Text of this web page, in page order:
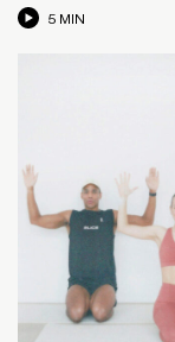
5 MIN